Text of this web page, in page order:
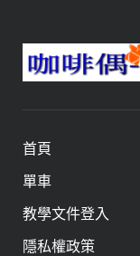
咖
啡
與
IT
日
常
首頁
單車
教學文件登入
隱私權政策